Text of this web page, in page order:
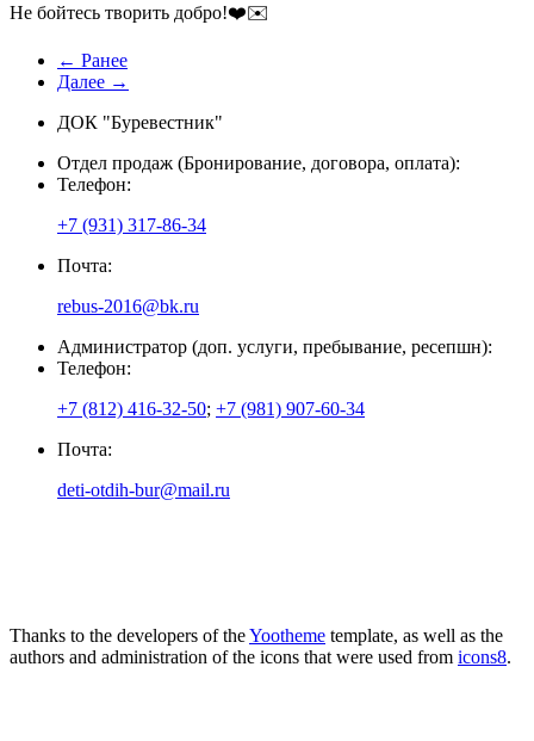
Не бойтесь творить добро!❤️✉️
← Ранее
Далее →
ДОК "Буревестник"
Отдел продаж (Бронирование, договора, оплата):
Телефон:
+7 (931) 317-86-34
Почта:
rebus-2016@bk.ru
Администратор (доп. услуги, пребывание, ресепшн):
Телефон:
+7 (812) 416-32-50; +7 (981) 907-60-34
Почта:
deti-otdih-bur@mail.ru
Thanks to the developers of theYootheme template, as well as the
authors and administration of the icons that were used from icons8.